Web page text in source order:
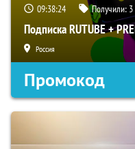
09:38:23 Получили: 3
Подписка RUTUBE +
Россия
Промокод